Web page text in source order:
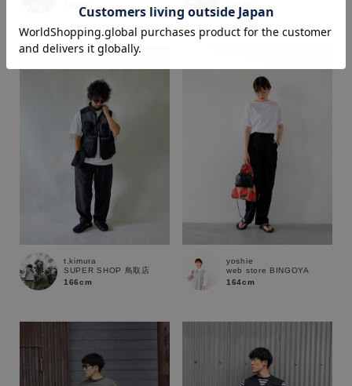
商品タイプ
通常商品 予約商品
セール価格 WEB限定
在庫
在庫あり 在庫なし含む
184cm
166cm
t.kimura
SUPER SHOP 鳥取店
166cm
yoshie
web store BINGOYA
164cm